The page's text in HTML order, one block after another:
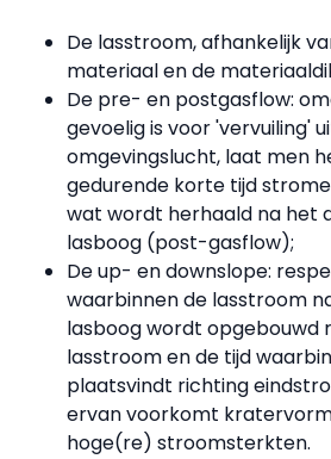
De lasstroom, afhankelijk
materiaal en de
De pre- en postgasflow:
gevoelig is voor 'vervuiling'
omgevingslucht, laat men
gedurende korte tijd
wat wordt herhaald na het
lasboog (post-gasflow);
De up- en downslope:
waarbinnen de lasstroom
lasboog wordt opgebouwd
lasstroom en de tijd
plaatsvindt richting
ervan voorkomt
hoge(re) stroomsterkten.